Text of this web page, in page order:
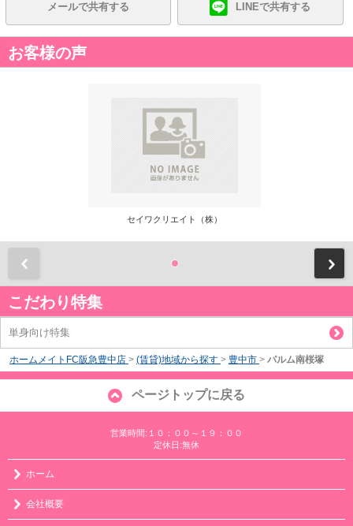
メールで共有する LINEで共有する
お客様の声
セイワクリエイト（株）
こだわり特集
単身向け特集
ホームメイトFC阪急豊中店 > (賃貸)地域から探す > 豊中市 > パルム南桜塚
ページトップに戻る
営業時間:１０：００～１９：００
定休日:無休
ホーム
会社概要